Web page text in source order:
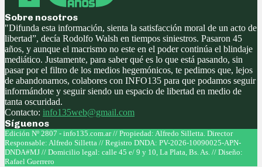
Sobre nosotros
"Difunda esta información, sienta la satisfacción moral de un acto de
libertad”, decía Rodolfo Walsh en tiempos siniestros. Pasaron 45
años, y aunque el macrismo no este en el poder continúa el blindaje
mediático. Justamente, para saber qué es lo que está pasando, sin
pasar por el filtro de los medios hegemónicos, te pedimos que, lejos
de abandonarnos, colabores con INFO135 para que podamos seguir
informándote y seguir siendo un espacio de libertad en medio de
tanta oscuridad.
Contacto: info135web@gmail.com
Síguenos
Facebook
Twitter
Instagram
Youtube
Edición Nº 2807 - info135.com.ar // Propiedad: Alfredo Silletta. Director
Responsable: Alfredo Silletta // Registro DNDA: PV-2026-10090025-APN-
DNDA#MJ // Domicilio legal: calle 45 e/ 9 y 10, La Plata, Bs. As. // Diseño:
Rafael Guerrero